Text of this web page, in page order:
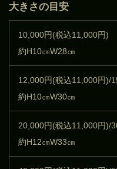
大きさの目安
10,000円(税込11,000円)
約H10㎝W28㎝
12,000円(税込11,000円)/
約H10㎝W30㎝
20,000円(税込11,000円)/
約H12㎝W33㎝